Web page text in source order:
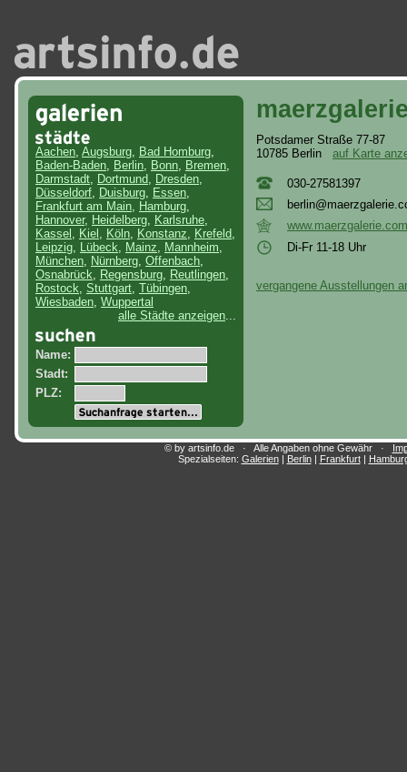
Aachen, Augsburg, Bad Homburg,
Baden-Baden, Berlin, Bonn, Bremen,
Darmstadt, Dortmund, Dresden,
Düsseldorf, Duisburg, Essen,
Frankfurt am Main, Hamburg,
Hannover, Heidelberg, Karlsruhe,
Kassel , Kiel , Köln, Konstanz, Krefeld,
Leipzig, Lübeck, Mainz, Mannheim,
München, Nürnberg, Offenbach,
Osnabrück, Regensburg, Reutlingen,
Rostock, Stuttgart, Tübingen,
Wiesbaden, Wuppertal
alle Städte anzeigen...
Name:
Stadt:
PLZ:
Potsdamer Straße 77-87
10785 Berlin auf Karte
030-27581397
ber lin@maerzgalerie.c
www.maerzgalerie.com
Di-Fr 11-18 Uhr
vergangene Ausstellungen
© by artsinfo.de · Alle Angaben ohne Gewähr ·
Spezialseiten: Galerien| Berlin| Frankfurt|